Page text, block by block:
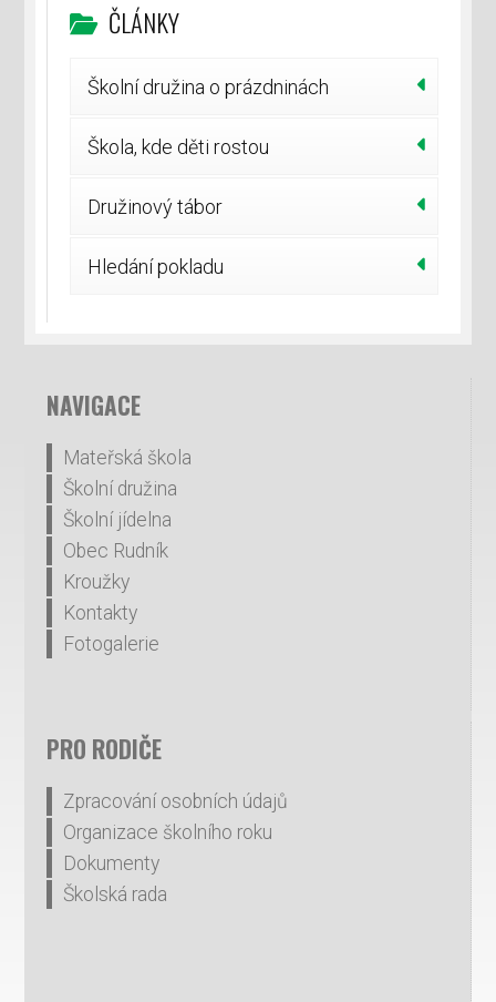
ČLÁNKY
Školní družina o prázdninách
Škola, kde děti rostou
Družinový tábor
Hledání pokladu
NAVIGACE
Mateřská škola
Školní družina
Školní jídelna
Obec Rudník
Kroužky
Kontakty
Fotogalerie
PRO RODIČE
Zpracování osobních údajů
Organizace školního roku
Dokumenty
Školská rada